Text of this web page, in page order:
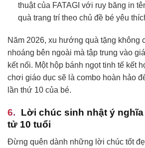
thuật của FATAGI với ruy băng in
quà trang trí theo chủ đề bé yêu
Năm 2026, xu hướng quà tặng không
nhoáng bên ngoài mà tập trung vào
kết nối. Một hộp bánh ngọt tinh tế kết
chơi giáo dục sẽ là combo hoàn hảo
lần thứ 10 của bé.
Lời chúc sinh nhật ý
tử 10 tuổi
Đừng quên dành những lời chúc tốt